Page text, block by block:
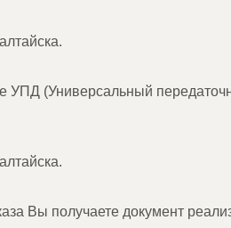
УПД (Универсальный
Вы получаете документ